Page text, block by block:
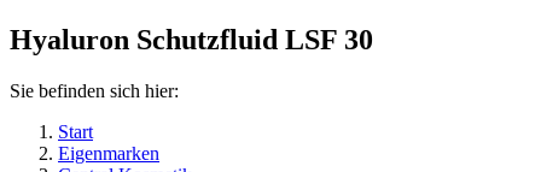
Hyaluron Schutzfluid LSF 30
Sie befinden sich hier:
Start
Eigenmarken